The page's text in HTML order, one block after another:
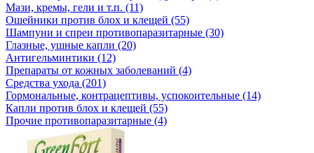
Мази, кремы, гели и т.п. (11)
Ошейники против блох и клещей (55)
Шампуни и спреи противопаразитарные (30)
Глазные, ушные капли (20)
Антигельминтики (12)
Препараты от кожных заболеваний (4)
Средства ухода (201)
Гормональные, контрацептивы, успокоительные (14)
Капли против блох и клещей (55)
Прочие противопаразитарные (4)